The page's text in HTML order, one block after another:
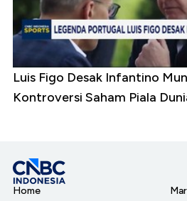
Luis Figo Desak Infantino
Kontroversi Saham Piala
Home